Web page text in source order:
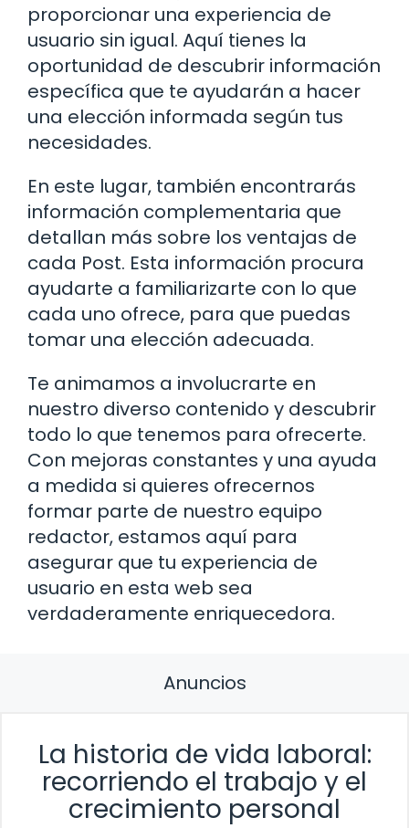
proporcionar una experiencia de
usuario sin igual. Aquí tienes la
oportunidad de descubrir información
específica que te ayudarán a hacer
una elección informada según tus
necesidades.
En este lugar, también encontrarás
información complementaria que
detallan más sobre los ventajas de
cada Post. Esta información procura
ayudarte a familiarizarte con lo que
cada uno ofrece, para que puedas
tomar una elección adecuada.
Te animamos a involucrarte en
nuestro diverso contenido y descubrir
todo lo que tenemos para ofrecerte.
Con mejoras constantes y una ayuda
a medida si quieres ofrecernos
formar parte de nuestro equipo
redactor, estamos aquí para
asegurar que tu experiencia de
usuario en esta web sea
verdaderamente enriquecedora.
Anuncios
La historia de vida laboral:
recorriendo el trabajo y el
crecimiento personal